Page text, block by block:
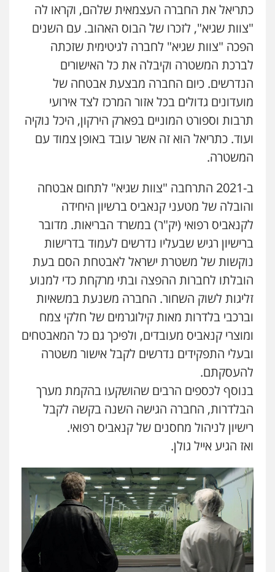
כתריאל את החברה העצמאית שלהם, וקראו לה
"צוות שגיא", לזכרו של הבוס האהוב. עם השנים
הפכה "צוות שגיא" לחברה לגיטימית שזכתה
לברכת המשטרה וקיבלה את כל האישורים
הנדרשים. כיום החברה מבצעת אבטחה של
מועדונים גדולים בכל אזור המרכז לצד אירועי
תרבות וספורט המוניים בפארק הירקון, היכל נוקיה
ועוד. כתריאל הוא זה אשר עובד באופן צמוד עם
המשטרה.
ב-2021 התרחבה "צוות שגיא" לתחום אבטחה
והובלה של מטעני קנאביס ברשיון היחידה
לקנאביס רפואי (יק"ר) במשרד הבריאות. מדובר
ברישיון רגיש שבעליו נדרשים לעמוד בדרישות
נוקשות של משטרת ישראל לאבטחת הסם בעת
הובלתו לחברות ההפצה ובתי מרקחת כדי למנוע
זליגות לשוק השחור. החברה משנעת במשאיות
וברכבי בלדרות מאות קילוגרמים של חלקי צמח
ומוצרי קנאביס מעובדים, ולפיכך גם כל המאבטחים
ובעלי התפקידים נדרשים לקבל אישור משטרה
להעסקתם.
בנוסף לכספים הרבים שהושקעו בהקמת מערך
הבלדרות, החברה הגישה השנה בקשה לקבל
רישיון לניהול מחסנים של קנאביס רפואי.
ואז הגיע אייל גולן.